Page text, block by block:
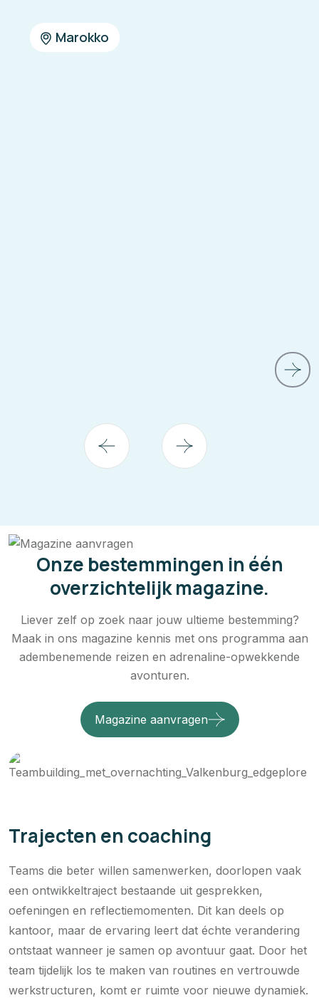
Marokko
Onze bestemmingen in één
overzichtelijk magazine.
Liever zelf op zoek naar jouw ultieme bestemming?
Maak in ons magazine kennis met ons programma aan
adembenemende reizen en adrenaline-opwekkende
avonturen.
Magazine aanvragen
Trajecten en coaching
Teams die beter willen samenwerken, doorlopen vaak
een ontwikkeltraject bestaande uit gesprekken,
oefeningen en reflectiemomenten. Dit kan deels op
kantoor, maar de ervaring leert dat échte verandering
ontstaat wanneer je samen op avontuur gaat. Door het
team tijdelijk los te maken van routines en vertrouwde
werkstructuren, komt er ruimte voor nieuwe dynamiek.